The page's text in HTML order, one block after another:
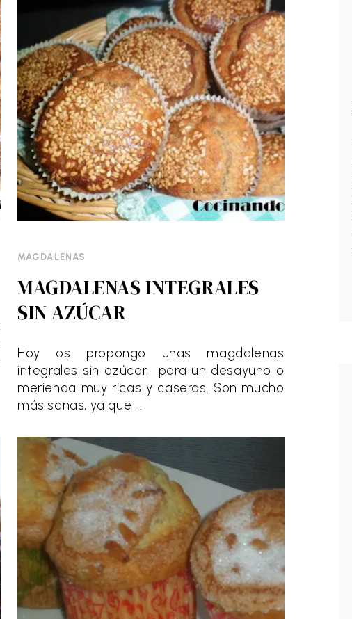
MAGDALENAS
MAGDALENAS INTEGRALES
SIN AZÚCAR
Hoy os propongo unas magdalenas
integrales sin azúcar, para un desayuno o
merienda muy ricas y caseras. Son mucho
más sanas, ya que ...